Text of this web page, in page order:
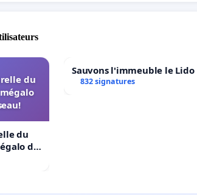
du
du
du
Sauvons l'immeuble le Lido
832 signatures